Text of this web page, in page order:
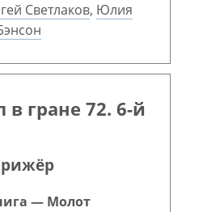
Светлаков, Юлия
гране 72. 6-й
— Молот